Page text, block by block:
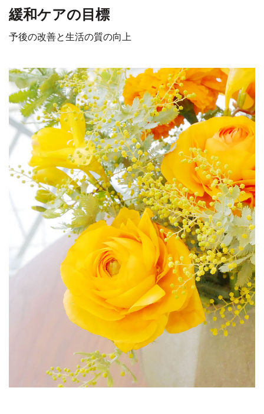
緩和ケアの目標
予後の改善と生活の質の向上